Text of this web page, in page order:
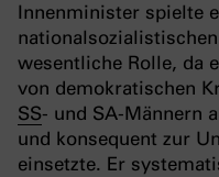
Innenminister spielte
wesentliche Rolle, da
von demokratischen
SS- und SA-Männern
und konsequent zur
einsetzte. Er